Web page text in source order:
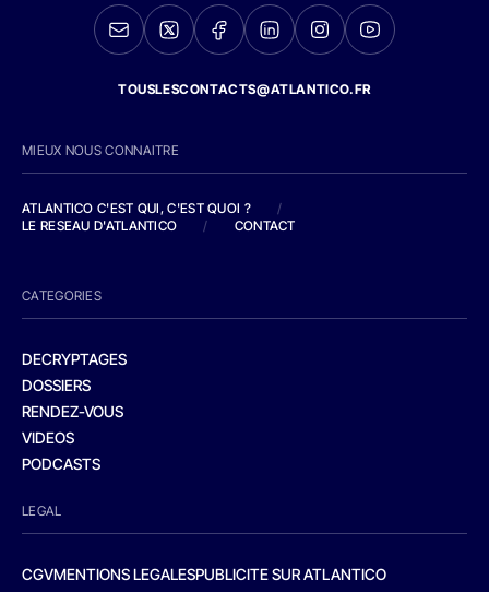
TOUSLESCONTACTS@ATLANTICO.FR
MIEUX NOUS CONNAITRE
ATLANTICO C'EST QUI, C'EST QUOI ?
/
LE RESEAU D'ATLANTICO
/ CONTACT
CATEGORIES
DECRYPTAGES
DOSSIERS
RENDEZ-VOUS
VIDEOS
PODCASTS
LEGAL
CGVMENTIONS LEGALESPUBLICITE SUR ATLANTICO